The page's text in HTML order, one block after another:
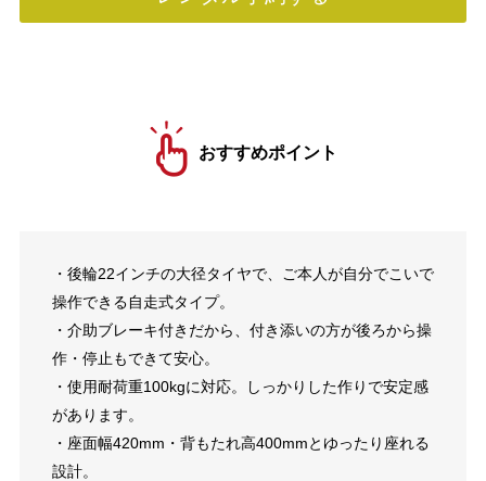
おすすめポイント
・後輪22インチの大径タイヤで、ご本人が自分でこいで
操作できる自走式タイプ。
・介助ブレーキ付きだから、付き添いの方が後ろから操
作・停止もできて安心。
・使用耐荷重100kgに対応。しっかりした作りで安定感
があります。
・座面幅420mm・背もたれ高400mmとゆったり座れる
設計。